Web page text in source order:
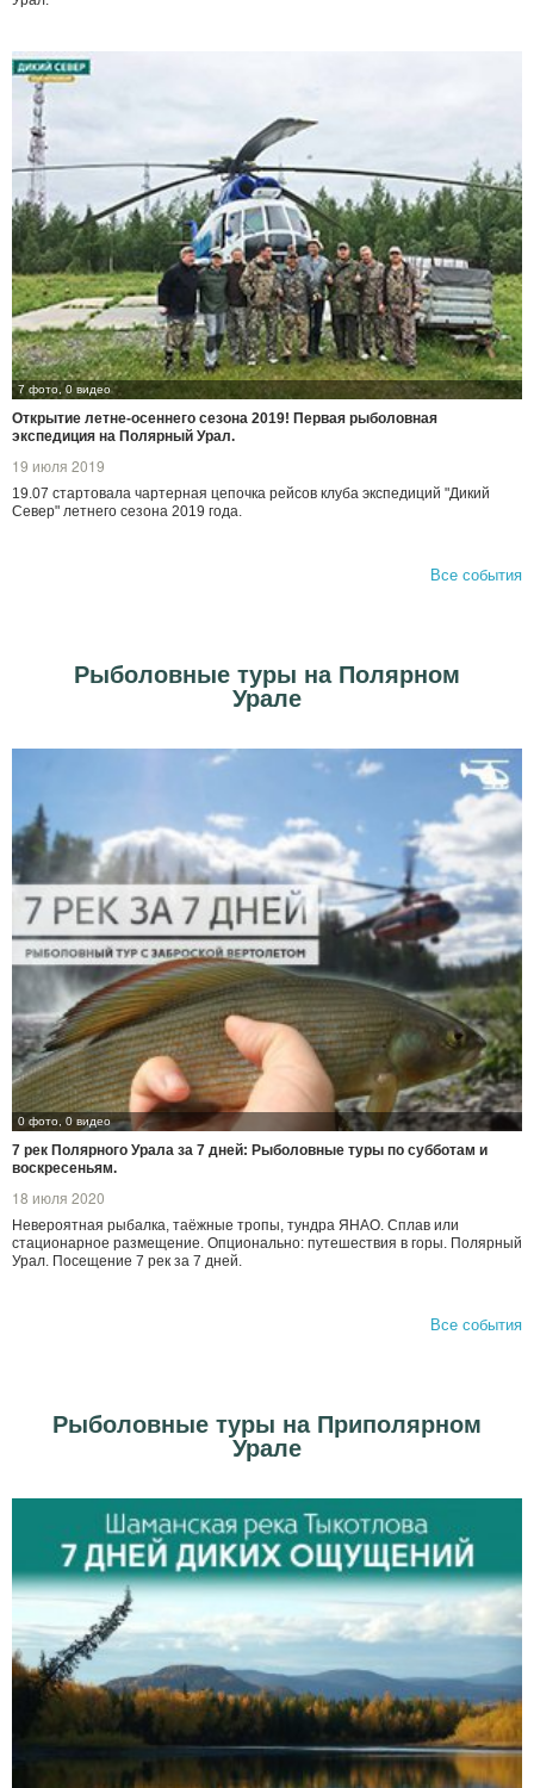
7 фото, 0 видео
Открытие летне-осеннего сезона 2019! Первая рыболовная
экспедиция на Полярный Урал.
19 июля 2019
19.07 стартовала чартерная цепочка рейсов клуба экспедиций "Дикий
Север" летнего сезона 2019 года.
Все события
Рыболовные туры на Полярном
Урале
0 фото, 0 видео
7 рек Полярного Урала за 7 дней: Рыболовные туры по субботам и
воскресеньям.
18 июля 2020
Невероятная рыбалка, таёжные тропы, тундра ЯНАО. Сплав или
стационарное размещение. Опционально: путешествия в горы. Полярный
Урал. Посещение 7 рек за 7 дней.
Все события
Рыболовные туры на Приполярном
Урале